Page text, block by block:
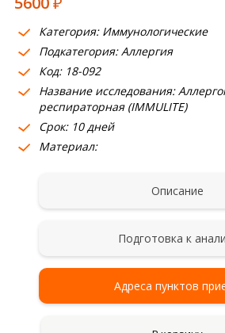
Врачи
Получить результат
Пациентам
О компании
Где сдать
Категория: Иммунологические
Подкатегория: Аллергия
Код: 18-092
Название исследования:
респираторная (IMMULITE)
Срок: 10 дней
Материал:
Описание
Подготовка к
Адреса пунктов